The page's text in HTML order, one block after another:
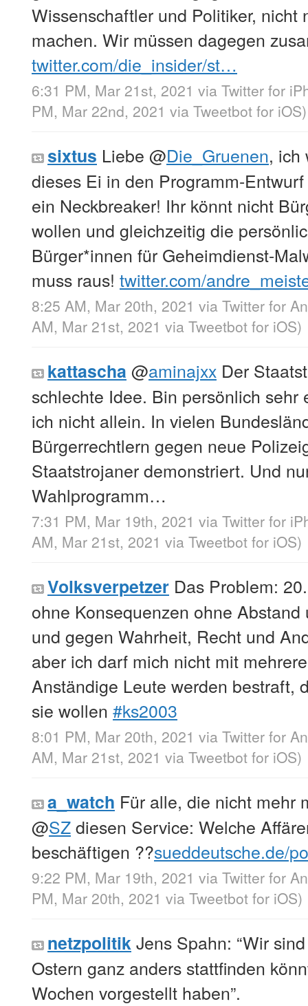
Wissenschaftler und Politiker, nicht
machen. Wir müssen dagegen
twitter.com/die_insider/st…
6:31 PM, Mar 21st, 2021 via Twitter for
PM, Mar 22nd, 2021 via Tweetbot for iΟS)
sixtus Liebe @Die_Gruenen, ich
dieses Ei in den Programm-
ein Neckbreaker! Ihr könnt nicht
wollen und gleichzeitig die
Bürger*innen für Geheimdienst-
muss raus! twitter.com/
8:25 AM, Mar 20th, 2021 via Twitter for
AM, Mar 21st, 2021 via Tweetbot for iΟS)
kattascha @aminajxx Der
schlechte Idee. Bin persönlich sehr
ich nicht allein. In vielen
Bürgerrechtlern gegen neue
Staatstrojaner demonstriert. Und
Wahlprogramm…
7:31 PM, Mar 19th, 2021 via Twitter for
AM, Mar 21st, 2021 via Tweetbot for iΟS)
Volksverpetzer Das Problem:
ohne Konsequenzen ohne
und gegen Wahrheit, Recht und
aber ich darf mich nicht mit
Anständige Leute werden bestraft,
sie wollen #ks2003
8:01 PM, Mar 20th, 2021 via Twitter for
AM, Mar 21st, 2021 via Tweetbot for iΟS)
a_watch Für alle, die nicht mehr
@SZdiesen Service: Welche
beschäftigen ??sueddeutsche.de/
9:22 PM, Mar 19th, 2021 via Twitter for
PM, Mar 20th, 2021 via Tweetbot for iΟS)
netzpolitikJens Spahn: “Wir
Ostern ganz anders stattfinden
Wochen vorgestellt haben”.